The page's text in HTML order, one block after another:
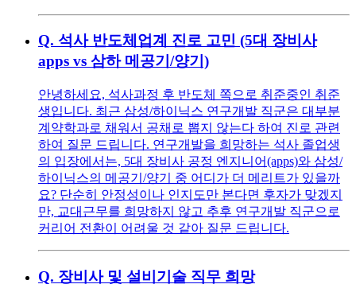
Q. 석사 반도체업계 진로 고민 (5대 장비사
apps vs 삼하 메공기/양기)
안녕하세요, 석사과정 후 반도체 쪽으로 취준중인 취준
생입니다. 최근 삼성/하이닉스 연구개발 직군은 대부분
계약학과로 채워서 공채로 뽑지 않는다 하여 진로 관련
하여 질문 드립니다. 연구개발을 희망하는 석사 졸업생
의 입장에서는, 5대 장비사 공정 엔지니어(apps)와 삼성/
하이닉스의 메공기/양기 중 어디가 더 메리트가 있을까
요? 단순히 안정성이나 인지도만 본다면 후자가 맞겠지
만, 교대근무를 희망하지 않고 추후 연구개발 직군으로
커리어 전환이 어려울 것 같아 질문 드립니다.
Q. 장비사 및 설비기술 직무 희망